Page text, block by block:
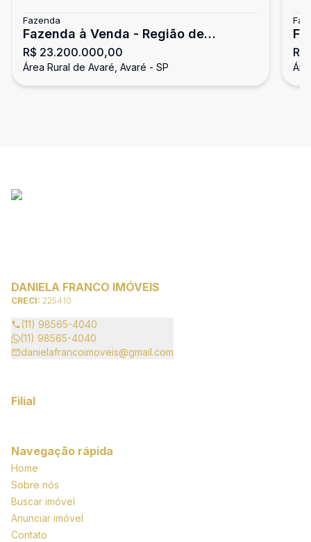
Fazenda
Fazenda à Venda - Região de
Avaré/SP
R$ 23.200.000,00
Área Rural de Avaré, Avaré - SP
DANIELA FRANCO IMÓVEIS
CRECI: 225410
(11) 98565-4040
(11) 98565-4040
danielafrancoimoveis@gmail.com
Filial
Navegação rápida
Home
Sobre nós
Buscar imóvel
Anunciar imóvel
Contato